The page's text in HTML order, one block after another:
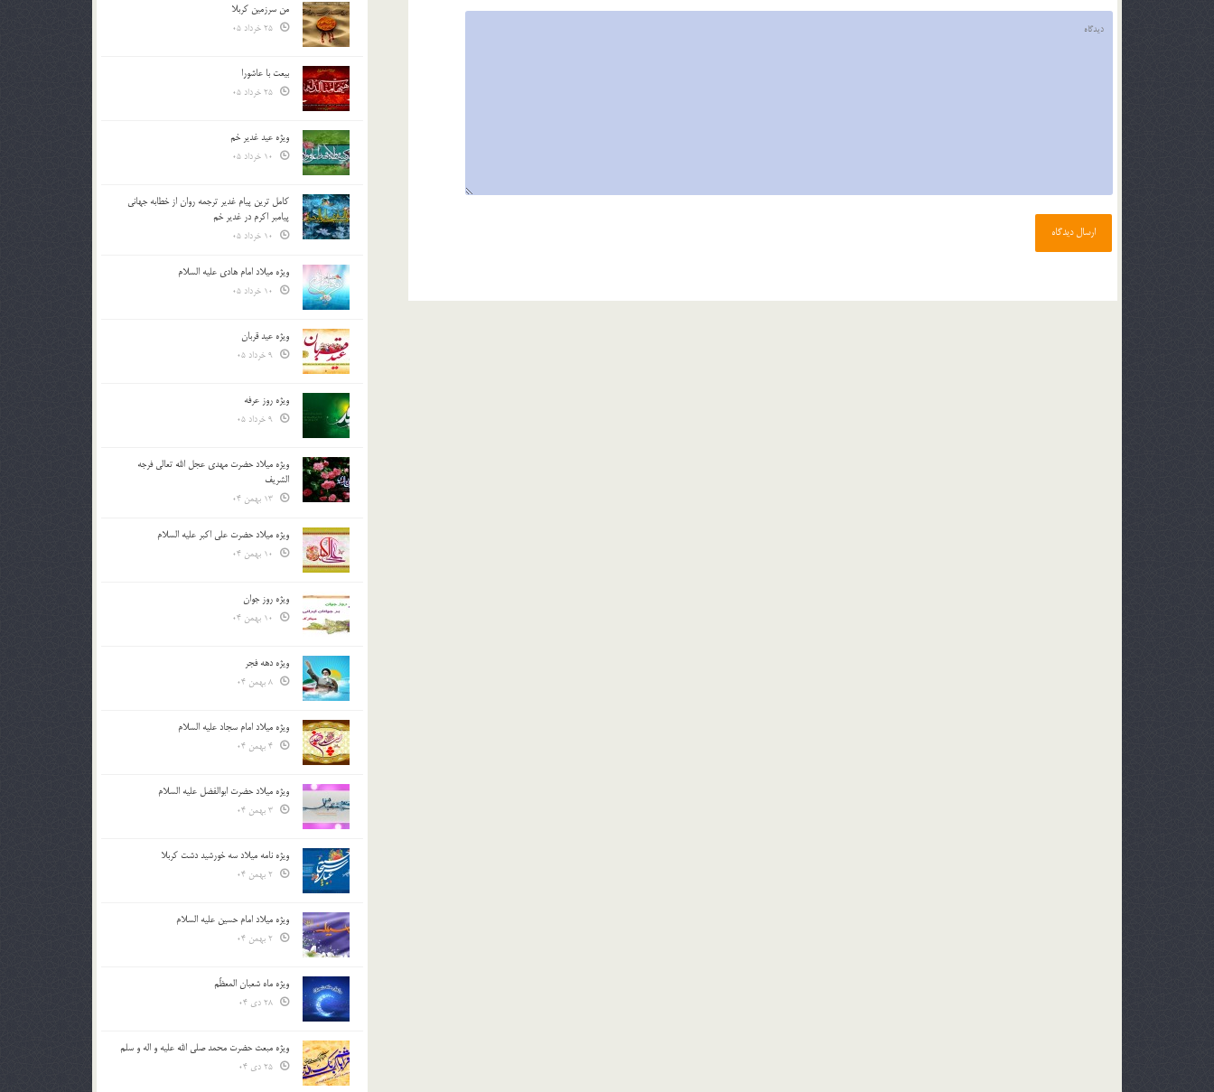
من سرزمین کربلا
بیعت با عاشورا
ویژه عید غدیر خم
کامل ترین پیام غدیر ترجمه روان از خطابه جهانی
پیامبر اکرم در غدیر خم
ویژه میلاد امام هادی علیه السلام
ویژه عید قربان
ویژه روز عرفه
ویژه میلاد حضرت مهدی عجل الله تعالی فرجه
الشريف
ویژه میلاد حضرت علی اکبر علیه السلام
ویژه روز جوان
ویژه دهه فجر
ویژه میلاد امام سجاد علیه السلام
ویژه میلاد حضرت ابوالفضل علیه السلام
ویژه نامه میلاد سه خورشید دشت کربلا
ویژه میلاد امام حسین علیه السلام
ویژه ماه شعبان المعظّم
ویژه مبعث حضرت محمد صلی الله علیه و اله و سلم